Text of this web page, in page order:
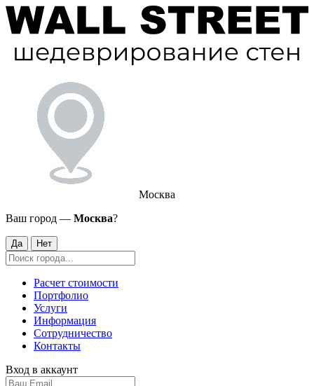
Москва
Ваш город — Москва?
Да Нет
Расчет стоимости
Портфолио
Услуги
Информация
Сотрудничество
Контакты
Вход в аккаунт